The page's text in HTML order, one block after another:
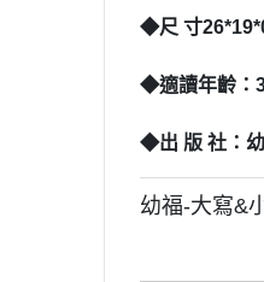
◆尺 寸
◆適讀年齡：
◆出 版 社：
幼福-大寫&